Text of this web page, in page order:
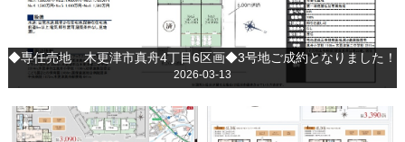
◆専任売地 木更津市真舟4丁目6区画◆3号地ご成約となりました！
2026-03-13